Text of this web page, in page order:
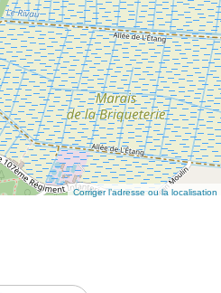
Corriger l’adresse ou la localisation